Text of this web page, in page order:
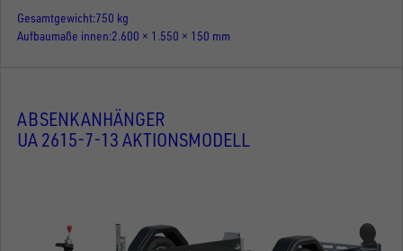
Gesamtgewicht 750 kg
Aufbaumaße innen 2.600 × 1.550 × 150 mm
ABSENKANHÄNGER
UA 2615-7-13 AKTIONSMODELL